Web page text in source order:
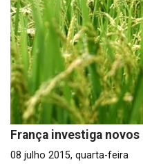
França investiga
08 julho 2015, quarta-feira